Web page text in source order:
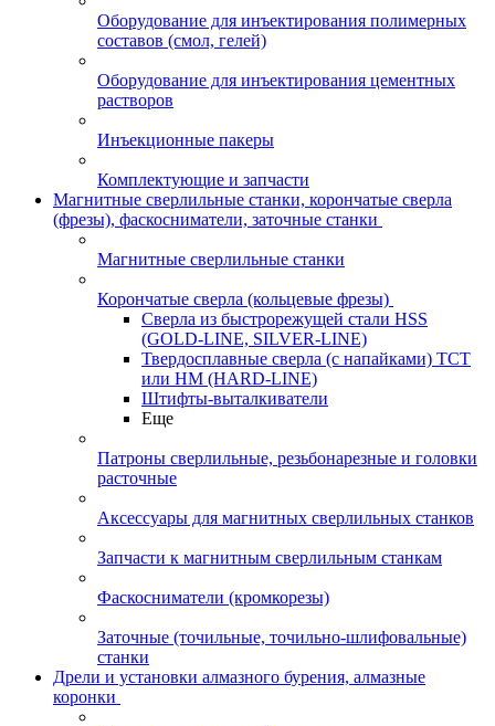
Оборудование для инъектирования полимерных
составов (смол, гелей)
Оборудование для инъектирования цементных
растворов
Инъекционные пакеры
Комплектующие и запчасти
Магнитные сверлильные станки, корончатые сверла
(фрезы), фаскосниматели, заточные станки
Магнитные сверлильные станки
Корончатые сверла (кольцевые фрезы)
Сверла из быстрорежущей стали HSS
(GOLD-LINE, SILVER-LINE)
Твердосплавные сверла (с напайками) ТСТ
или HM (HARD-LINE)
Штифты-выталкиватели
Еще
Патроны сверлильные, резьбонарезные и головки
расточные
Аксессуары для магнитных сверлильных станков
Запчасти к магнитным сверлильным станкам
Фаскосниматели (кромкорезы)
Заточные (точильные, точильно-шлифовальные)
станки
Дрели и установки алмазного бурения, алмазные
коронки